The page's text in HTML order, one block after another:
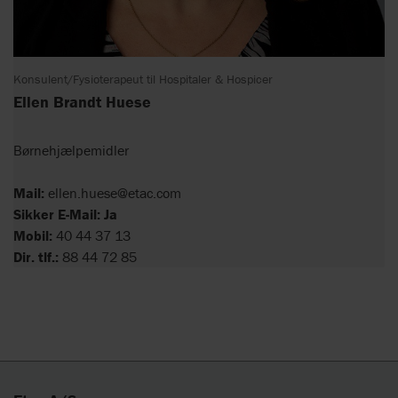
Konsulent/Fysioterapeut til Hospitaler & Hospicer
Ellen Brandt Huese
Børnehjælpemidler
Mail: ellen.huese@etac.com
Sikker E-Mail: Ja
Mobil: 40 44 37 13
Dir. tlf.: 88 44 72 85